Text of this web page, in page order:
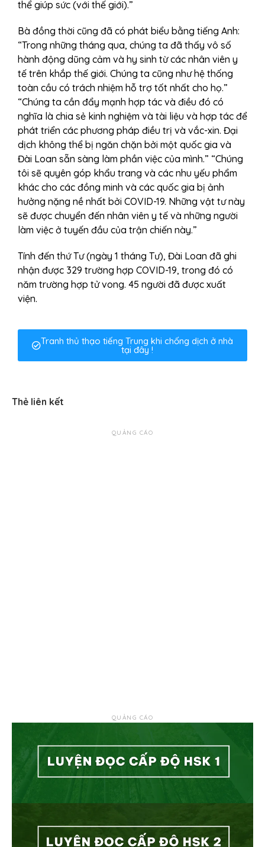
thể giúp sức (với thế giới).”
Bà đồng thời cũng đã có phát biểu bằng tiếng Anh:
“Trong những tháng qua, chúng ta đã thấy vô số
hành động dũng cảm và hy sinh từ các nhân viên y
tế trên khắp thế giới. Chúng ta cũng như hệ thống
toàn cầu có trách nhiệm hỗ trợ tốt nhất cho họ.”
“Chúng ta cần đẩy mạnh hợp tác và điều đó có
nghĩa là chia sẻ kinh nghiệm và tài liệu và hợp tác để
phát triển các phương pháp điều trị và vắc-xin. Đại
dịch không thể bị ngăn chặn bởi một quốc gia và
Đài Loan sẵn sàng làm phần việc của mình.” “Chúng
tôi sẽ quyên góp khẩu trang và các nhu yếu phẩm
khác cho các đồng minh và các quốc gia bị ảnh
hưởng nặng nề nhất bởi COVID-19. Những vật tư này
sẽ được chuyển đến nhân viên y tế và những người
làm việc ở tuyến đầu của trận chiến này.”
Tính đến thứ Tư (ngày 1 tháng Tư), Đài Loan đã ghi
nhận được 329 trường hợp COVID-19, trong đó có
năm trường hợp tử vong. 45 người đã được xuất
viện.
Tranh thủ thạo tiếng Trung khi chống dịch ở nhà
tại đây !
Thẻ liên kết
QUẢNG CÁO
QUẢNG CÁO